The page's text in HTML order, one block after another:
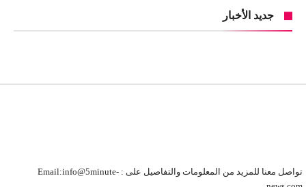
جديد الأخبار
تواصل معنا للمزيد من المعلومات والتفاصيل على : Email:info@5minute-